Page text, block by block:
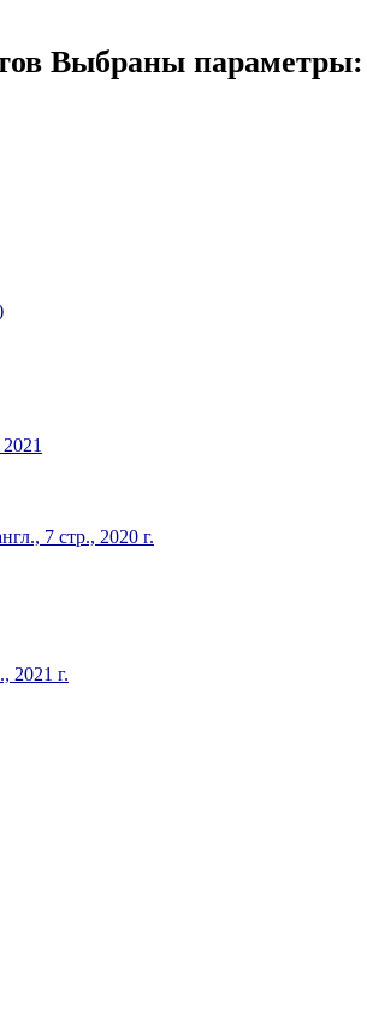
Выбраны параметры:
7 стр., 2020 г.
2021 г.